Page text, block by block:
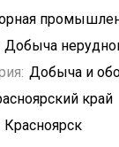
Добыча
Добыча и
край
Красноярск